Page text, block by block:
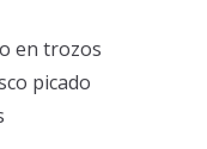
en trozos
picado